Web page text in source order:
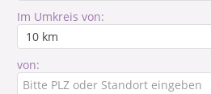
Im Umkreis von:
von: